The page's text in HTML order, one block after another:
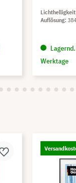
Lichthelligkeit
Auflösung
Werktage